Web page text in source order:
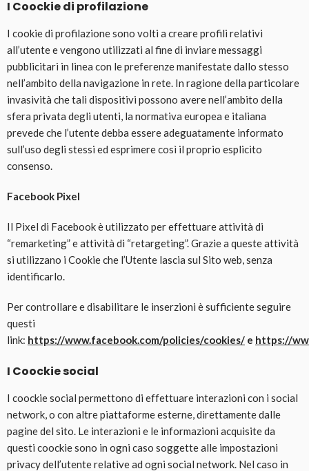
I Coockie di profilazione
I cookie di profilazione sono volti a creare profili relativi
all’utente e vengono utilizzati al fine di inviare messaggi
pubblicitari in linea con le preferenze manifestate dallo stesso
nell’ambito della navigazione in rete. In ragione della particolare
invasività che tali dispositivi possono avere nell’ambito della
sfera privata degli utenti, la normativa europea e italiana
prevede che l’utente debba essere adeguatamente informato
sull’uso degli stessi ed esprimere così il proprio esplicito
consenso.
Facebook Pixel
Il Pixel di Facebook è utilizzato per effettuare attività di
“remarketing” e attività di “retargeting”. Grazie a queste attività
si utilizzano i Cookie che l’Utente lascia sul Sito web, senza
identificarlo.
Per controllare e disabilitare le inserzioni è sufficiente seguire
questi
link: https://www.facebook.com/policies/cookies/ e https://
I Coockie social
I coockie social permettono di effettuare interazioni con i social
network, o con altre piattaforme esterne, direttamente dalle
pagine del sito. Le interazioni e le informazioni acquisite da
questi coockie sono in ogni caso soggette alle impostazioni
privacy dell’utente relative ad ogni social network. Nel caso in